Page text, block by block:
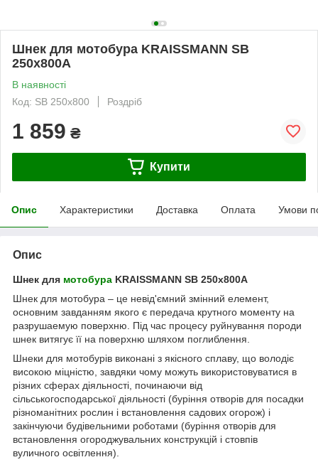
Шнек для мотобура KRAISSMANN SB
250х800A
В наявності
Код: SB 250х800
Роздріб
1 859 ₴
Купити
Опис Характеристики Доставка Оплата Умови
Опис
Шнек для мотобура KRAISSMANN SB 250х800A
Шнек для мотобура – це невід'ємний змінний елемент,
основним завданням якого є передача крутного моменту на
разрушаемую поверхню. Під час процесу руйнування породи
шнек витягує її на поверхню шляхом поглиблення.
Шнеки для мотобурів виконані з якісного сплаву, що володіє
високою міцністю, завдяки чому можуть використовуватися в
різних сферах діяльності, починаючи від
сільськогосподарської діяльності (буріння отворів для посадки
різноманітних рослин і встановлення садових огорож) і
закінчуючи будівельними роботами (буріння отворів для
встановлення огороджувальних конструкцій і стовпів
вуличного освітлення).